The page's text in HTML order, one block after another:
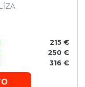
215 €
250 €
316 €